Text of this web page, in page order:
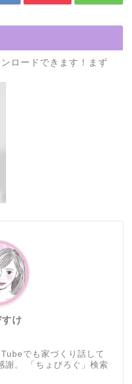
ロードできます！まず
け
でも家づくり話して
謝。 「ちょびろぐ」検索